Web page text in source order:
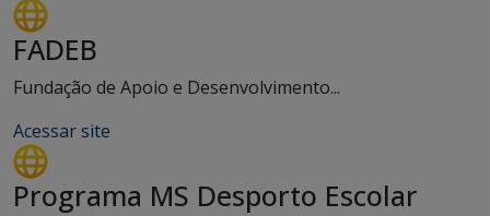
FADEB
Fundação de Apoio e Desenvolvimento...
Acessar site
Programa MS Desporto Escolar